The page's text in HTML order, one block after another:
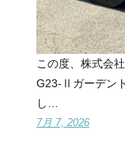
この度、株式会
G23-Ⅱガーデン
し…
7月 7, 2026